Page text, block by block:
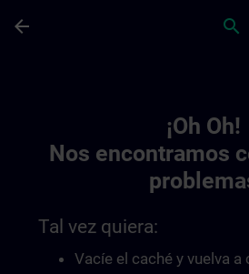
arrow_back search
¡Oh Oh!
Nos encontramos
Tal vez quiera:
Vacíe el caché y vuelva a